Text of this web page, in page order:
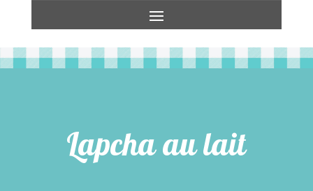
Lapcha au lait